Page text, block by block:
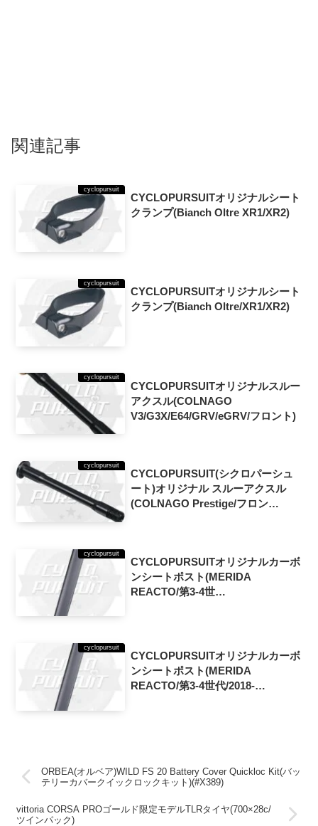
関連記事
cyclopursuit
CYCLOPURSUITオリジナルシート
クランプ(Bianch Oltre XR1/XR2)
cyclopursuit
CYCLOPURSUITオリジナルシート
クランプ(Bianch Oltre/XR1/XR2)
cyclopursuit
CYCLOPURSUITオリジナルスルー
アクスル(COLNAGO
V3/G3X/E64/GRV/eGRV/フロント)
cyclopursuit
CYCLOPURSUIT(シクロパーシュ
ート)オリジナル スルーアクスル
(COLNAGO Prestige/フロン
cyclopursuit
CYCLOPURSUITオリジナルカーボ
ンシートポスト(MERIDA
REACTO/第3-4世
cyclopursuit
CYCLOPURSUITオリジナルカーボ
ンシートポスト(MERIDA
REACTO/第3-4世代/2018-
ORBEA(オルベア)WILD FS 20 Battery Cover Quickloc Kit(バッ
テリーカバークイックロックキット)(#X389)
vittoria CORSA PROゴールド限定モデルTLRタイヤ(700×28c/
ツインパック)